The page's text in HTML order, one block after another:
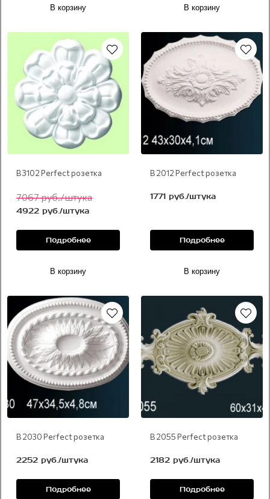
В корзину В корзину
В 3102 Perfect розетка
7067 руб./штука
4922 руб./штука
Подробнее
В корзину
В 2012 Perfect розетка
1771 руб./штука
Подробнее
В корзину
В 2030 Perfect розетка
2252 руб./штука
Подробнее
В 2055 Perfect розетка
2182 руб./штука
Подробнее